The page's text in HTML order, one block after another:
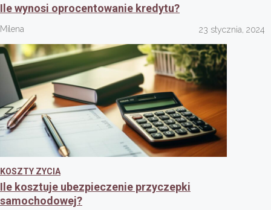
Ile wynosi oprocentowanie kredytu?
Milena 23 stycznia, 2024
KOSZTY ZYCIA
Ile kosztuje ubezpieczenie przyczepki
samochodowej?